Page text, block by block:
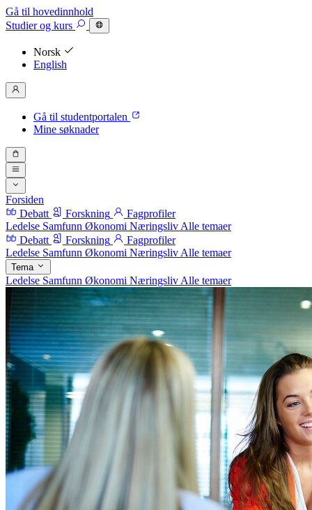
Gå til hovedinnhold
Studierog kurs
Norsk
English
Gå til studentportalen
Mine søknader
Forsiden
Debatt
Forskning
Fagprofiler
Ledelse Samfunn Økonomi Næringsliv Alle temaer
Debatt
Forskning
Fagprofiler
Ledelse Samfunn Økonomi Næringsliv Alle temaer
Tema
Ledelse Samfunn Økonomi Næringsliv Alle temaer